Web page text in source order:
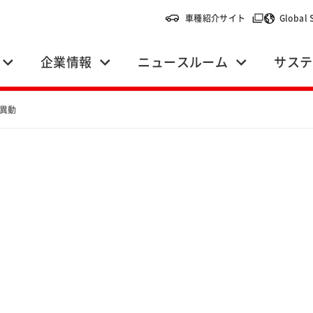
車種紹介サイト （別ウィンドウ
Global
企業情報 ニュースルーム サス
動